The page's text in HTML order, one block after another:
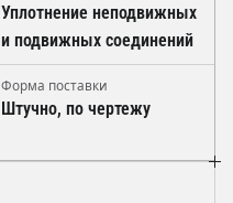
Уплотнение неподвижных
и подвижных соединений
Форма поставки
Штучно, по чертежу